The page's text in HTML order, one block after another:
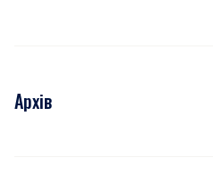
Архів